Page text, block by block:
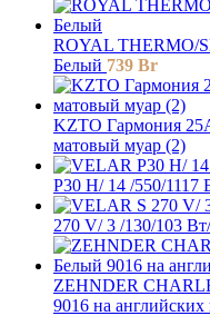
ROYAL THERMO/
Белый 739 Br
KZTO Гармония
матовый муар (2)
P30 H/ 14 /550/1117
270 V/ 3 /130/103
ZEHNDER
9016 на